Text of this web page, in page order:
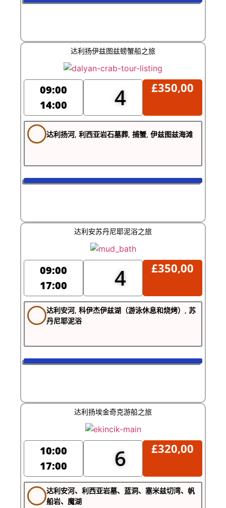
达利扬伊兹图兹螃蟹船之旅
09:00
14:00
4 £350,00
达利扬河, 利西亚岩石墓葬, 捕蟹, 伊兹图兹海滩
达利安苏丹尼耶泥浴之旅
09:00
17:00
4 £350,00
达利安河, 科伊杰伊兹湖（游泳休息和烧烤）, 苏
丹尼耶泥浴
达利扬埃金奇克游船之旅
10:00
17:00
6 £320,00
达利安河、利西亚岩墓、蓝洞、塞米兹切湾、帆
船岩、魔湖